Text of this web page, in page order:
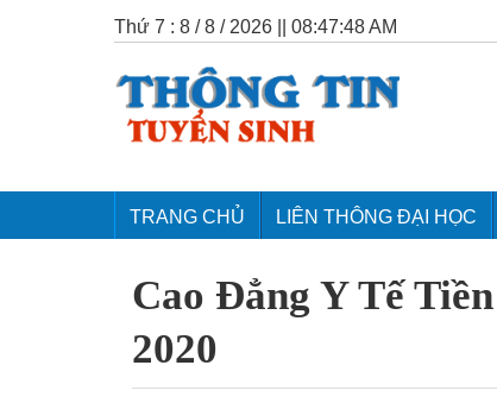
Thứ 7 : 8 / 8 / 2026 || 08:47:49 AM
TRANG CHỦ LIÊN THÔNG ĐẠI HỌC
Cao Đẳng Y Tế
2020